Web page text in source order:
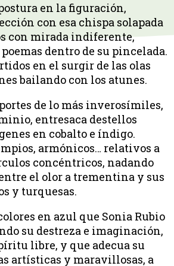
en la figuración,
con esa chispa solapada
con mirada indiferente,
dentro de su pincelada.
en el surgir de las olas
bailando con los atunes.
de lo más inverosímiles,
entresaca destellos
en cobalto e índigo.
armónicos… relativos a
concéntricos, nadando
el olor a trementina y sus
y turquesas.
en azul que Sonia Rubio
su destreza e imaginación,
libre, y que adecua su
artísticas y maravillosas, a